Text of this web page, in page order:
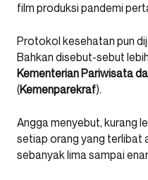
film produksi pandemi
Protokol kesehatan pun
Bahkan disebut-sebut
Kementerian Pariwisata
(Kemenparekraf).
Angga menyebut, kurang
setiap orang yang terlibat
sebanyak lima sampai